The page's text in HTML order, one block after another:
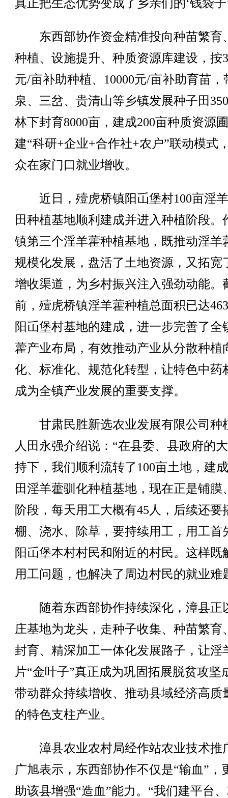
真正把生态优势变成了乡亲们的‘钱袋子
东西部协作资金精准投向种苗繁育
种植、设施提升、种质资源库建设，按
元/亩补助种植、10000元/亩补助育苗，
泉、三岔、贵清山等乡镇发展种子田
林下封育8000亩，建成200亩种质资源
建“科研+企业+合作社+农户”联动模式
众在家门口就业增收。
近日，殪虎桥镇阳屲堡村100亩淫
田种植基地顺利建成并进入种植阶段。
镇第三个淫羊藿种植基地，既推动淫羊
规模化发展，盘活了土地资源，又拓宽
增收渠道，为乡村振兴注入强劲动能。
前，殪虎桥镇淫羊藿种植总面积已达
阳屲堡村基地的建成，进一步完善了全
藿产业布局，有效推动产业从分散种植
化、标准化、规范化转型，让特色中药
成为全镇产业发展的重要支撑。
甘肃民胜新选农业发展有限公司种
人田永强介绍说：“在县委、县政府的
持下，我们顺利流转了100亩土地，建
田淫羊藿驯化种植基地，现在正是铺膜
阶段，每天用工大概有45人，后续还要
棚、浇水、除草，要持续用工，用工首
阳屲堡本村村民和附近的村民。这样既
用工问题，也解决了周边村民的就业难
随着东西部协作持续深化，漳县正
庄基地为龙头，走种子收集、种苗繁育
封育、精深加工一体化发展路子，让淫
片“金叶子”真正成为巩固拓展脱贫攻坚
带动群众持续增收、推动县域经济高质
的特色支柱产业。
漳县农业农村局经作站农业技术推
广旭表示，东西部协作不仅是“输血”，
助该县增强“造血”能力。“我们建平台